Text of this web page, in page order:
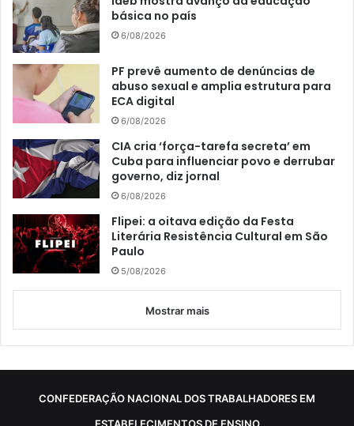
básica no país
6/08/2026
PF prevê aumento de denúncias de
abuso sexual e amplia estrutura para
ECA digital
6/08/2026
CIA cria ‘força-tarefa secreta’ em
Cuba para influenciar povo e derrubar
governo, diz jornal
6/08/2026
Flipei: a oitava edição da Festa
Literária Resistência Cultural em São
Paulo
5/08/2026
Mostrar mais
CONFEDERAÇÃO NACIONAL DOS TRABALHADORES EM